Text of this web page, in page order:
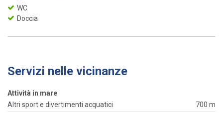
WC
Doccia
Servizi nelle vicinanze
Attività in mare
Altri sport e divertimenti acquatici
700 m